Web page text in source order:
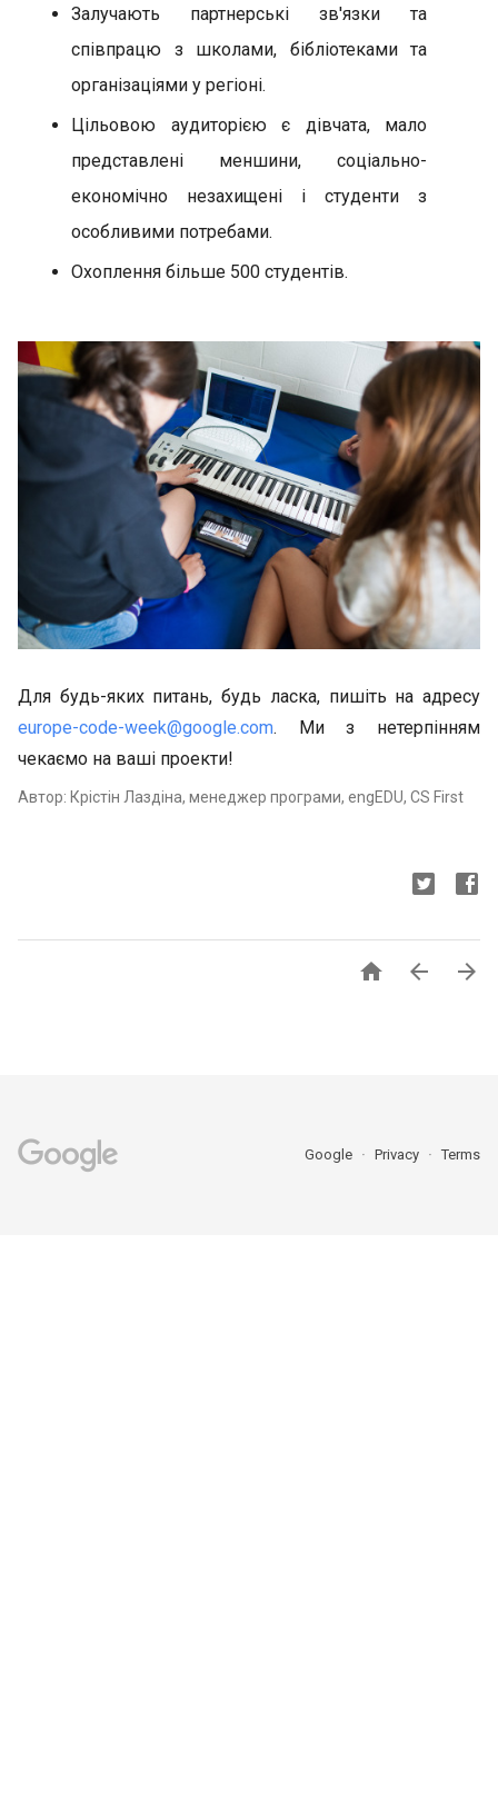
Залучають партнерські зв'язки та
співпрацю з школами, бібліотеками та
організаціями у регіоні.
Цільовою аудиторією є дівчата, мало
представлені меншини, соціально-
економічно незахищені і студенти з
особливими потребами.
Охоплення більше 500 студентів.
Для будь-яких питань, будь ласка, пишіть на адресу
europe-code-week@google.com. Ми з нетерпінням
чекаємо на ваші проекти!
Автор: Крістін Лаздіна, менеджер програми, engEDU, CS First
  
Google Privacy Terms